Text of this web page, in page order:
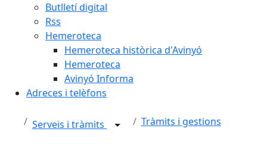
Butlletí digital
Rss
Hemeroteca
Hemeroteca històrica d'Avinyó
Hemeroteca
Avinyó Informa
Adreces i telèfons
Serveis i tràmits Tràmits i gestions